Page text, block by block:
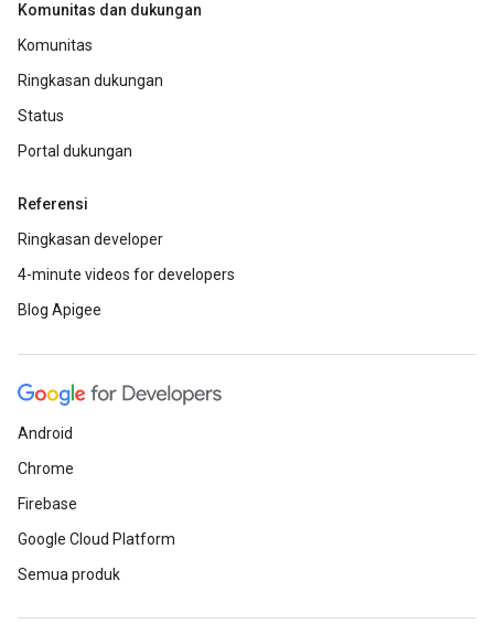
Komunitas dan dukungan
Komunitas
Ringkasan dukungan
Status
Portal dukungan
Referensi
Ringkasan developer
4-minute videos for developers
Blog Apigee
Android
Chrome
Firebase
Google Cloud Platform
Semua produk